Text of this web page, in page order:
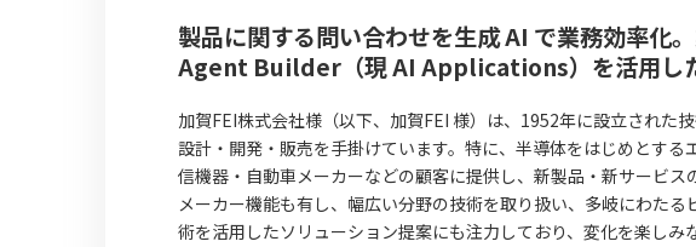
製品に関する問い合わせを生成 AI で業務効率化
Agent Builder（現 AI Applications）を活用し
加賀FEI株式会社様（以下、加賀FEI 様）は、1952年に設立された
設計・開発・販売を手掛けています。特に、半導体をはじめとす
信機器・自動車メーカーなどの顧客に提供し、新製品・新サービ
メーカー機能も有し、幅広い分野の技術を取り扱い、多岐にわた
術を活用したソリューション提案にも注力しており、変化を楽しみ